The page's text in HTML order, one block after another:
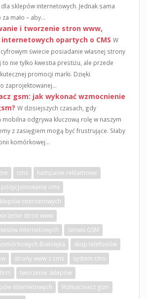
sklepów internetowych. Jednak sama
mało – aby...
i tworzenie stron www,
opartych o CMS W
świecie posiadanie własnej strony
to nie tylko kwestia prestiżu, ale przede
promocji marki. Dzięki
zaprojektowanej...
gsm: jak wykonać wzmocnienie
W dzisiejszych czasach, gdy
mobilna odgrywa kluczową rolę w naszym
z zasięgiem mogą być frustrujące. Słaby
komórkowej...
cms
kampanie reklamowe
pozycjonowanie cms
internetowych
stron www
internetowych
serwis GSM
Białołęka
skup telefonów
strony www z cms
system cms
tworzenie sklepów
internetowych
Wzmacniacz gsm